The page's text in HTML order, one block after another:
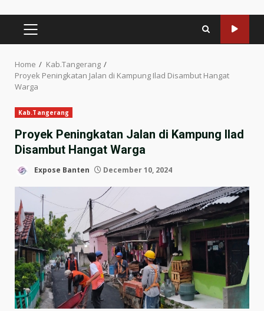
PRIMARY
MENU
Home
Kab.Tangerang
Proyek Peningkatan Jalan di Kampung Ilad Disambut Hangat
Warga
Kab.Tangerang
Proyek Peningkatan Jalan di Kampung Ilad
Disambut Hangat Warga
Expose Banten December 10, 2024